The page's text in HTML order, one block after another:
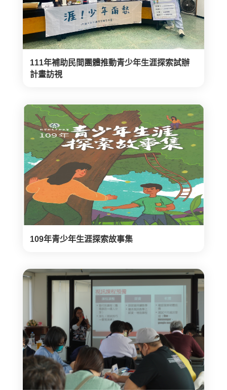
111年補助民間團體推動青少年生涯探索試辦
計畫訪視
109年青少年生涯探索故事集